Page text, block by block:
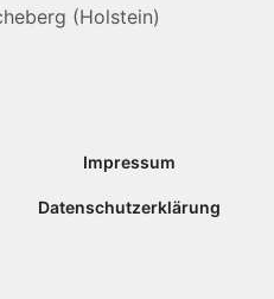
(Holstein)
Impressum
Datenschutzerklärung